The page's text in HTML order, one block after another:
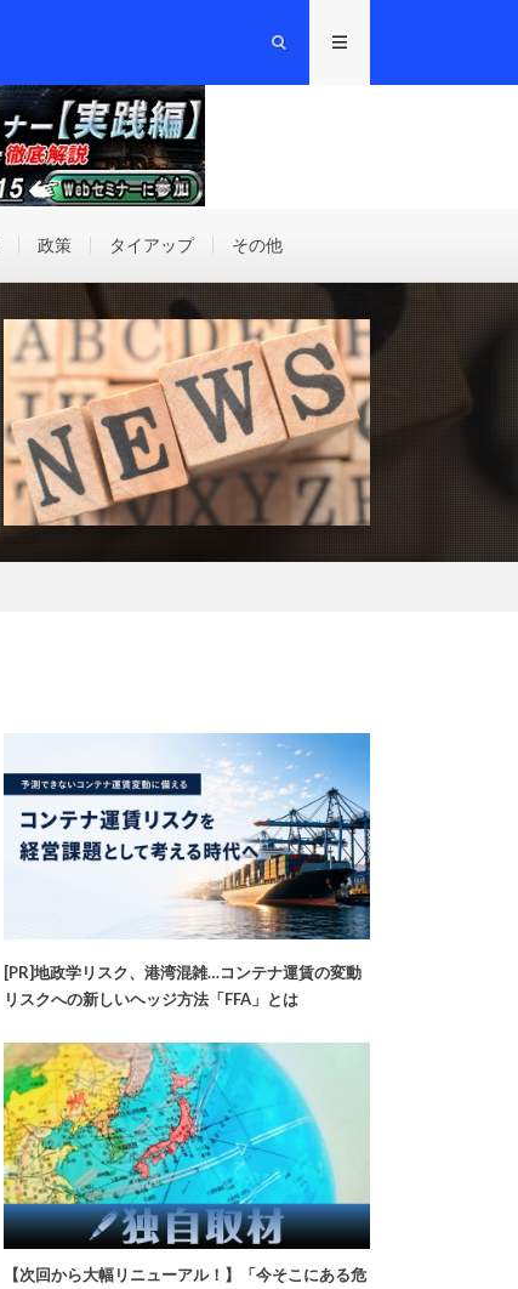
政策 タイアップ その他
[PR]地政学リスク、港湾混雑…コンテナ運賃の変動
リスクへの新しいヘッジ方法「FFA」とは
【次回から大幅リニューアル！】「今そこにある危